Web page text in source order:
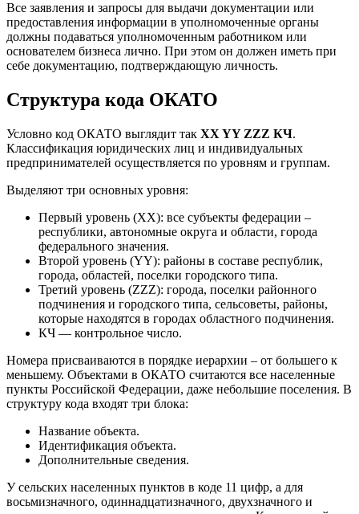
Все заявления и запросы для выдачи документации или
предоставления информации в уполномоченные органы
должны подаваться уполномоченным работником или
основателем бизнеса лично. При этом он должен иметь при
себе документацию, подтверждающую личность.
Структура кода ОКАТО
Условно код ОКАТО выглядит так XX YY ZZZ КЧ.
Классификация юридических лиц и индивидуальных
предпринимателей осуществляется по уровням и группам.
Выделяют три основных уровня:
Первый уровень (XX): все субъекты федерации –
республики, автономные округа и области, города
федерального значения.
Второй уровень (YY): районы в составе республик,
города, областей, поселки городского типа.
Третий уровень (ZZZ): города, поселки районного
подчинения и городского типа, сельсоветы, районы,
которые находятся в городах областного подчинения.
КЧ — контрольное число.
Номера присваиваются в порядке иерархии – от большего к
меньшему. Объектами в ОКАТО считаются все населенные
пункты Российской Федерации, даже небольшие поселения. В
структуру кода входят три блока:
Название объекта.
Идентификация объекта.
Дополнительные сведения.
У сельских населенных пунктов в коде 11 цифр, а для
восьмизначного, одиннадцатизначного, двухзначного и